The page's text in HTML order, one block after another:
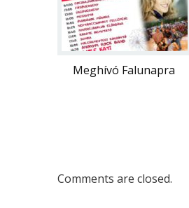
Meghívó Falunapra
Comments are closed.